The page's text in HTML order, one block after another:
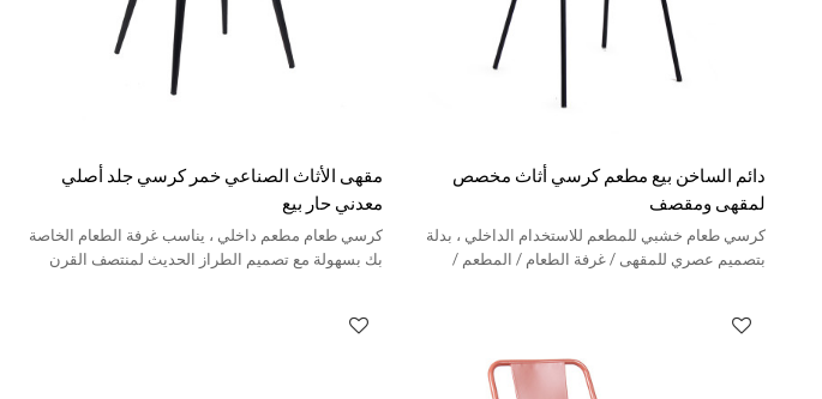
دائم الساخن بيع مطعم كرسي أثاث مخصص
لمقهى ومقصف
كرسي طعام خشبي للمطعم للاستخدام الداخلي ، بدلة
بتصميم عصري للمقهى / غرفة الطعام / المطعم /
مقهى الأثاث الصناعي خمر كرسي جلد أصلي
معدني حار بيع
كرسي طعام مطعم داخلي ، يناسب غرفة الطعام الخاصة
بك بسهولة مع تصميم الطراز الحديث لمنتصف القرن